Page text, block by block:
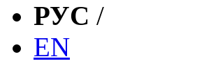
РУС /
EN